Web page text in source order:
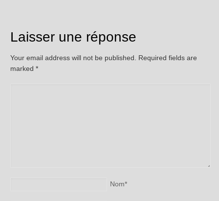
Laisser une réponse
Your email address will not be published. Required fields are
marked*
Nom*